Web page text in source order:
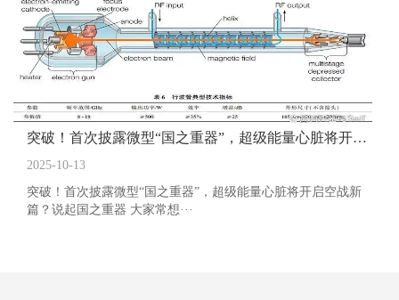
突破！首次披露微型“国之重器”，超级能量心脏将开启空战新篇？
2025-10-13
突破！首次披露微型“国之重器”，超级能量心脏将开启空战新
篇？说起国之重器 大家常想···